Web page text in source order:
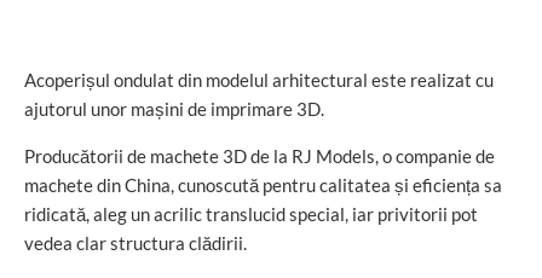
Acoperișul ondulat din modelul arhitectural este realizat cu
ajutorul unor mașini de imprimare 3D.
Producătorii de machete 3D de la RJ Models, o companie de
machete din China, cunoscută pentru calitatea și eficiența sa
ridicată, aleg un acrilic translucid special, iar privitorii pot
vedea clar structura clădirii.